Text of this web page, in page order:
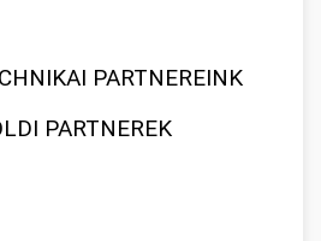
PARTNEREINK
PARTNEREK